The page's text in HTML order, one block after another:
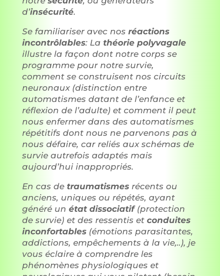
d’insécurité.
Se familiariser avec nos réactions
incontrôlables: La théorie polyvagale
illustre la façon dont notre corps se
programme pour notre survie,
comment se construisent nos circuits
neuronaux (distinction entre
automatismes datant de l’enfance et
réflexion de l’adulte) et comment il peut
nous enfermer dans des automatismes
répétitifs dont nous ne parvenons pas à
nous défaire, car reliés aux schémas de
survie autrefois adaptés mais
aujourd’hui inappropriés.
En cas de traumatismesrécents ou
anciens, uniques ou répétés, ayant
généré un état dissociatif(protection
de survie) et des ressentis et conduites
inconfortables(émotions parasitantes,
addictions, empêchements à la vie,..), je
vous éclaire à comprendre les
phénomènes physiologiques et